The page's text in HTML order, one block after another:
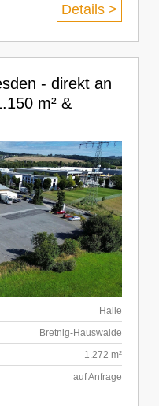
Details >
- direkt an
m² &
Halle
Bretnig-Hauswalde
1.272 m²
auf Anfrage